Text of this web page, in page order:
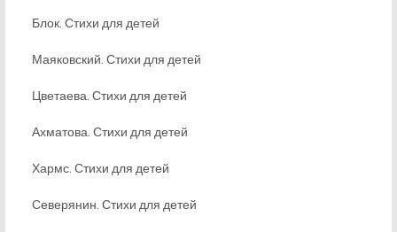
Блок. Стихи для детей
Маяковский. Стихи для детей
Цветаева. Стихи для детей
Ахматова. Стихи для детей
Хармс. Стихи для детей
Северянин. Стихи для детей